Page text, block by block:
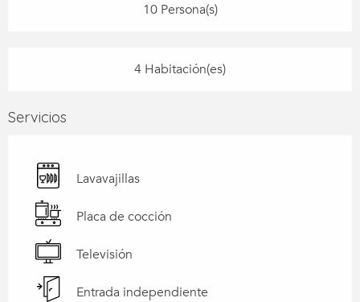
10 Persona(s)
4 Habitación(es)
Servicios
Lavavajillas
Placa de cocción
Televisión
Entrada independiente